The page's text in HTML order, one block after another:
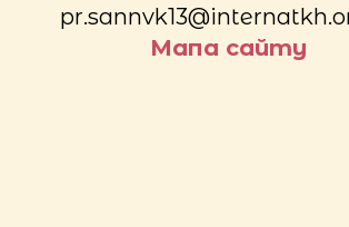
Мапа сайту